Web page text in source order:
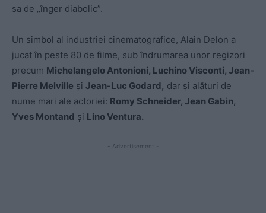
sa de „înger diabolic”.
Un simbol al industriei cinematografice, Alain Delon a
jucat în peste 80 de filme, sub îndrumarea unor regizori
precum Michelangelo Antonioni, Luchino Visconti, Jean-
Pierre Melville şi Jean-Luc Godard, dar şi alături de
nume mari ale actoriei: Romy Schneider, Jean Gabin,
Yves Montand şi Lino Ventura.
- Advertisement -